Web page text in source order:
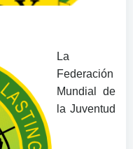
La
Federación
Mundial de
la Juventud